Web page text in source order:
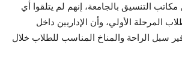
التنسيق بالجامعة، إنهم لم يتلقوا أي
المرحلة الأولي، وأن الإداريين داخل
سبل الراحة والمناخ المناسب للطلاب خلال